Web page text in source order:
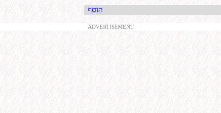
הוסף
ADVERTISEMENT